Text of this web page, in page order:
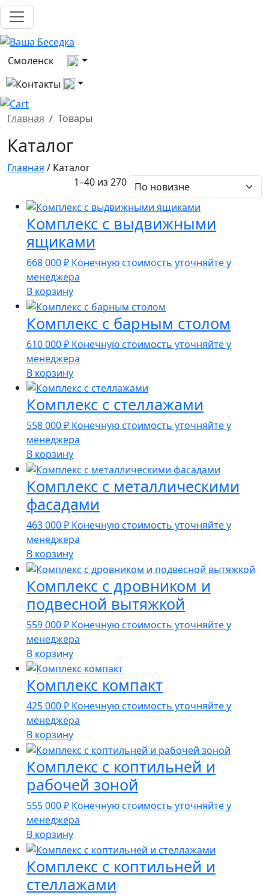
Смоленск
Выберите город
Все контакты
Главная Товары
Каталог
Главная / Каталог
1–40 из 270
Комплекс с выдвижными
ящиками
668 000₽ Конечную стоимость уточняйте у
менеджера
В корзину
Комплекс с барным столом
610 000₽ Конечную стоимость уточняйте у
менеджера
В корзину
Комплекс с стеллажами
558 000₽ Конечную стоимость уточняйте у
менеджера
В корзину
Комплекс с металлическими
фасадами
463 000₽ Конечную стоимость уточняйте у
менеджера
В корзину
Комплекс с дровником и
подвесной вытяжкой
559 000₽ Конечную стоимость уточняйте у
менеджера
В корзину
Комплекс компакт
425 000₽ Конечную стоимость уточняйте у
менеджера
В корзину
Комплекс с коптильней и
рабочей зоной
555 000₽ Конечную стоимость уточняйте у
менеджера
В корзину
Комплекс с коптильней и
стеллажами